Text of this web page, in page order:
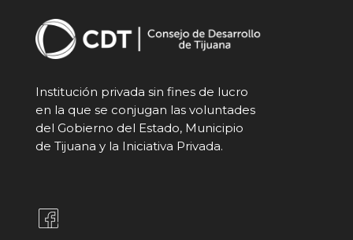
Institución privada sin fines de lucro
en la que se conjugan las voluntades
del Gobierno del Estado, Municipio
de Tijuana y la Iniciativa Privada.